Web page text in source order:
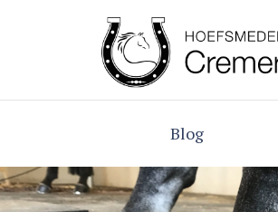
Blog